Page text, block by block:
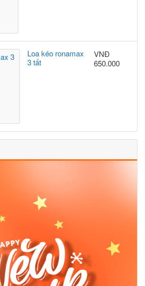
Loa kéo ronamax
3 tất
VNĐ
650.000